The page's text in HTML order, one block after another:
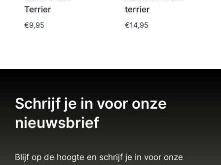
Terrier
€9,95
terrier
€14,95
Schrijf je in voor onze
nieuwsbrief
Blijf op de hoogte en schrijf je in voor onze